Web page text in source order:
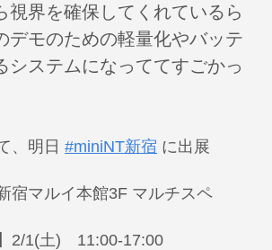
視界を確保してくれているら
デモのための軽量化やバッテ
システムになっててすごかっ
、明日 #miniNT新宿 に出展
宿マルイ本館3F マルチスペ
】2/1(土) 11:00-17:00